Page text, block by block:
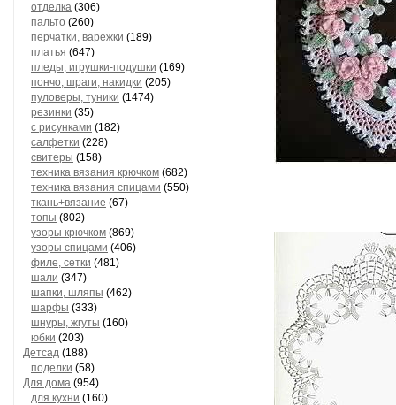
отделка (306)
пальто (260)
перчатки, варежки (189)
платья (647)
пледы, игрушки-подушки (169)
пончо, шраги, накидки (205)
пуловеры, туники (1474)
резинки (35)
с рисунками (182)
салфетки (228)
свитеры (158)
техника вязания крючком (682)
техника вязания спицами (550)
ткань+вязание (67)
топы (802)
узоры крючком (869)
узоры спицами (406)
филе, сетки (481)
шали (347)
шапки, шляпы (462)
шарфы (333)
шнуры, жгуты (160)
юбки (203)
Детсад (188)
поделки (58)
Для дома (954)
для кухни (160)